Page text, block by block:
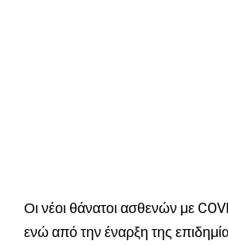
Οι νέοι θάνατοι ασθενών με
ενώ από την έναρξη της